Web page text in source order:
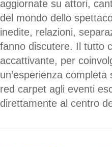
aggiornate su attori,
del mondo dello
inedite, relazioni,
fanno discutere. Il tutto
accattivante, per
un’esperienza
red carpet agli eventi
direttamente al centro